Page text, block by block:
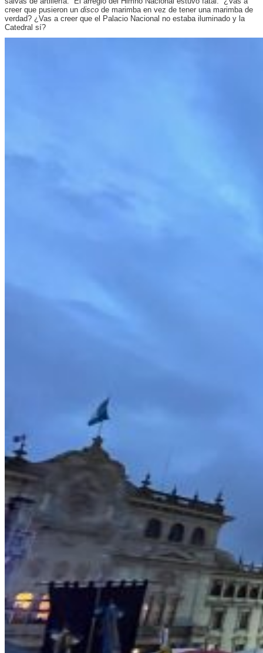
creer que pusieron un disco de marimba en vez de tener una marimba de
verdad? ¿Vas a creer que el Palacio Nacional no estaba iluminado y la
Catedral sí?